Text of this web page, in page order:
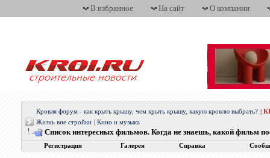
В избранное На сайт О компании
Кровля форум - как крыть крышу, чем крыть крышу, какую кровлю выбрать?
Жизнь вне стройки
Кино и музыка
Список интересных фильмов. Когда не знаешь, какой фильм
Регистрация Галерея Справка